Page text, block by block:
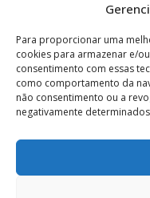
Para proporcionar uma
cookies para armazenar e/
consentimento com essas
como comportamento da
não consentimento ou a
negativamente
48 3524-
48 9880-